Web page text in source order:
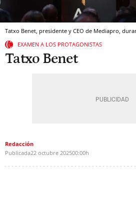
Tatxo Benet, presidente y CEO de Mediapro,
EXAMEN A LOS PROTAGONISTAS
Tatxo Benet
Redacción
Publicada22 octubre 202500:00h